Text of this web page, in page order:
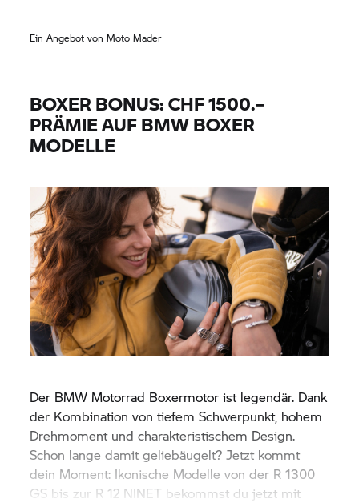
Ein Angebot von Moto Mader
BOXER BONUS: CHF 1500.–
PRÄMIE AUF BMW BOXER
MODELLE
Der BMW Motorrad Boxermotor ist legendär. Dank
der Kombination von tiefem Schwerpunkt, hohem
Drehmoment und charakteristischem Design.
Schon lange damit geliebäugelt? Jetzt kommt
dein Moment: Ikonische Modelle von der R 1300
GS bis zur R 12 NINET bekommst du jetzt mit